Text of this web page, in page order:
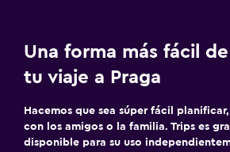
Una forma más fácil
tu viaje a Praga
Hacemos que sea súper fácil
con los amigos o la familia. Trips es
disponible para su uso